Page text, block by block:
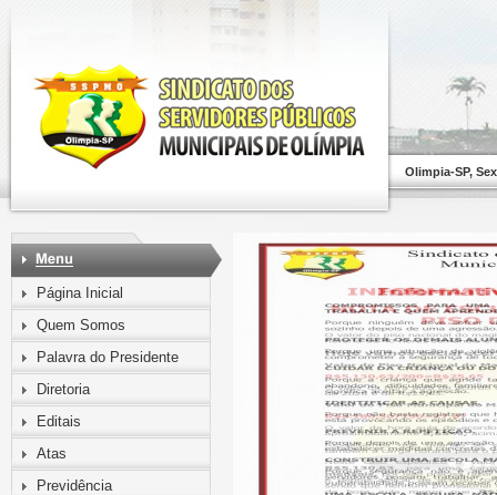
Olimpia-SP,
Página Inicial
Quem Somos
Palavra do Presidente
Diretoria
Editais
Atas
Previdência